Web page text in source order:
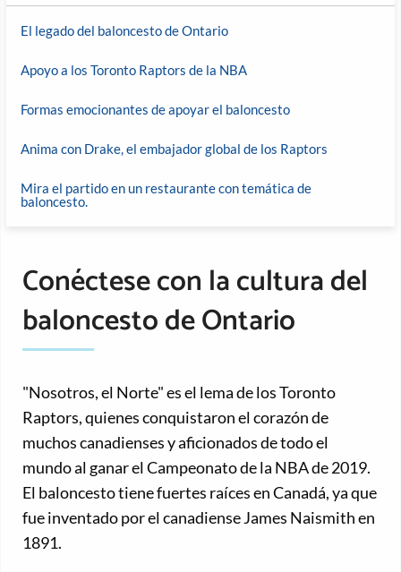
El legado del baloncesto de Ontario
Apoyo a los Toronto Raptors de la NBA
Formas emocionantes de apoyar el baloncesto
Anima con Drake, el embajador global de los Raptors
Mira el partido en un restaurante con temática de
baloncesto.
Conéctese con la cultura del
baloncesto de Ontario
"Nosotros, el Norte" es el lema de los Toronto
Raptors, quienes conquistaron el corazón de
muchos canadienses y aficionados de todo el
mundo al ganar el Campeonato de la NBA de 2019.
El baloncesto tiene fuertes raíces en Canadá, ya que
fue inventado por el canadiense James Naismith en
1891.